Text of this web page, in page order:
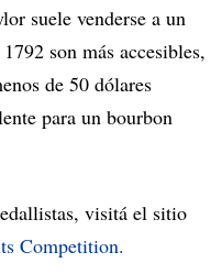
suele venderse a un
son más accesibles,
de 50 dólares
para un bourbon
visitá el sitio
Competition.